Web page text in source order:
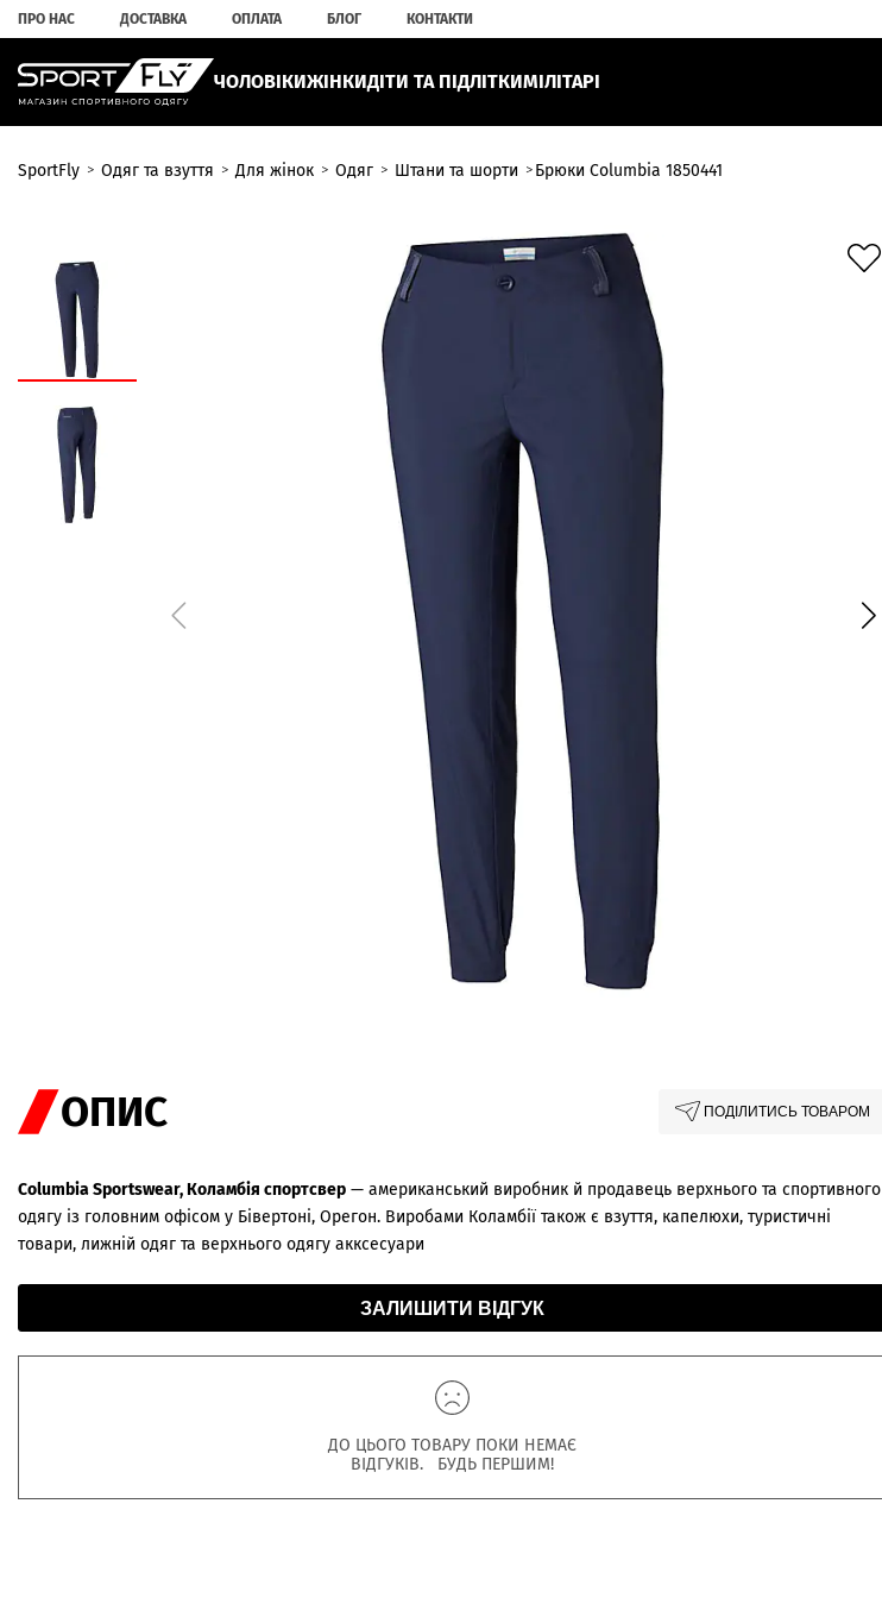
ПРО НАС ДОСТАВКА ОПЛАТА БЛОГ КОНТАКТИ
ЧОЛОВІКИЖІНКИДІТИ ТА ПІДЛІТКИМІЛІТАРІ
SportFly Одяг та взуття Для жінок Одяг Штани та шорти Брюки Columbia 1850441
ОПИС ПОДІЛИТИСЬ ТОВАРОМ
Columbia Sportswear, Коламбія спортсвер — американський виробник й продавець верхнього та спортивного
одягу із головним офісом у Бівертоні, Орегон. Виробами Коламбії також є взуття, капелюхи, туристичні
товари, лижній одяг та верхнього одягу акксесуари
ЗАЛИШИТИ ВІДГУК
ДО ЦЬОГО ТОВАРУ ПОКИ НЕМАЄ
ВІДГУКІВ. БУДЬ ПЕРШИМ!